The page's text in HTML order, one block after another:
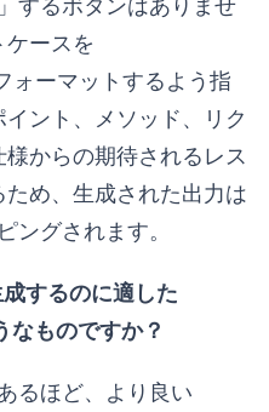
するボタンはありませ
ースを
ォーマットするよう指
ント、メソッド、リク
からの期待されるレス
め、生成された出力は
ングされます。
するのに適した
なものですか？
るほど、より良い